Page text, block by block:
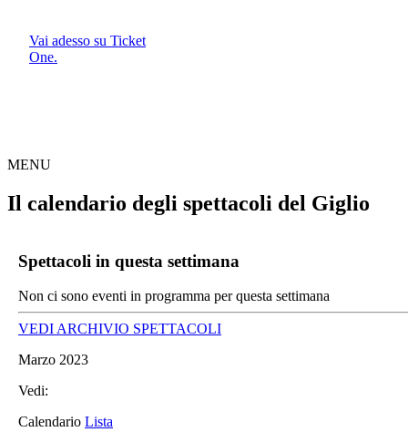
Vai adesso su Ticket
One.
MENU
Il calendario degli spettacoli del Giglio
Spettacoli in questa settimana
Non ci sono eventi in programma per questa settimana
VEDI ARCHIVIO SPETTACOLI
Marzo 2023
Vedi:
Calendario Lista